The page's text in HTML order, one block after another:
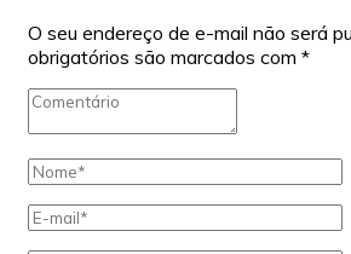
O seu endereço de e-mail não será
obrigatórios são marcados com *